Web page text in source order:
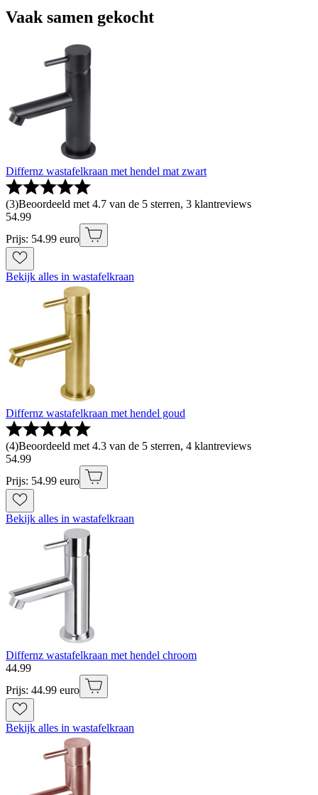
Vaak samen gekocht
Differnz wastafelkraan met hendel mat zwart
(3)Beoordeeld met 4.7 van de 5 sterren, 3 klantreviews
54.99
Prijs: 54.99 euro
Bekijk alles in wastafelkraan
Differnz wastafelkraan met hendel goud
(4)Beoordeeld met 4.3 van de 5 sterren, 4 klantreviews
54.99
Prijs: 54.99 euro
Bekijk alles in wastafelkraan
Differnz wastafelkraan met hendel chroom
44.99
Prijs: 44.99 euro
Bekijk alles in wastafelkraan